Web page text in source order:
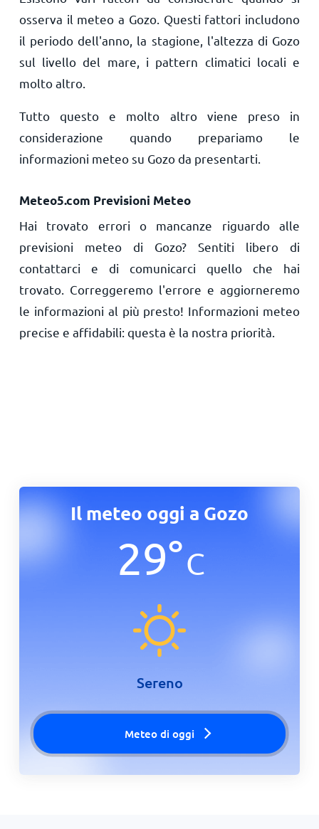
osserva il meteo a Gozo. Questi fattori includono
il periodo dell'anno, la stagione, l'altezza di Gozo
sul livello del mare, i pattern climatici locali e
molto altro.
Tutto questo e molto altro viene preso in
considerazione quando prepariamo le
informazioni meteo su Gozo da presentarti.
Meteo5.com Previsioni Meteo
Hai trovato errori o mancanze riguardo alle
previsioni meteo di Gozo? Sentiti libero di
contattarci e di comunicarci quello che hai
trovato. Correggeremo l'errore e aggiorneremo
le informazioni al più presto! Informazioni meteo
precise e affidabili: questa è la nostra priorità.
Il meteo oggi a Gozo
29°C
Sereno
Meteo di oggi